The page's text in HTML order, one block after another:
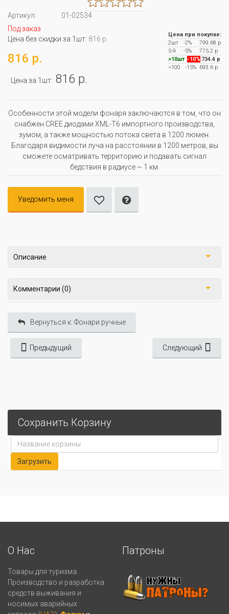
Артикул:
01-02534
Под заказ
Цена без скидки за 1шт: 816 р.
816 р.
Цена за 1шт: 816 р.
Цена при покупке:
2шт
-2%
799.68 р
5-9
-5%
775.2 р
>10шт -10% 734.4 р
>100
-15% 693.6 р
Особенности этой модели фонаря заключаются в том, что он
снабжен CREE диодами XML-T6 импортного производства,
зумом, а также мощностью потока света в 1200 люмен.
Благодаря видимости луча на расстоянии в 1200 метров, вы
сможете осматривать территорию и подавать сигнал
бедствия в радиусе ~ 1 км.
Уведомить меня
Описание
Комментарии (0)
Вернуться к: Фонари ручные
Предыдущий Следующий
Сохранить Корзину
О Нас
Товары для туризма.
Производство и разработка
средств выживания и
носимых аварийных
Патроны